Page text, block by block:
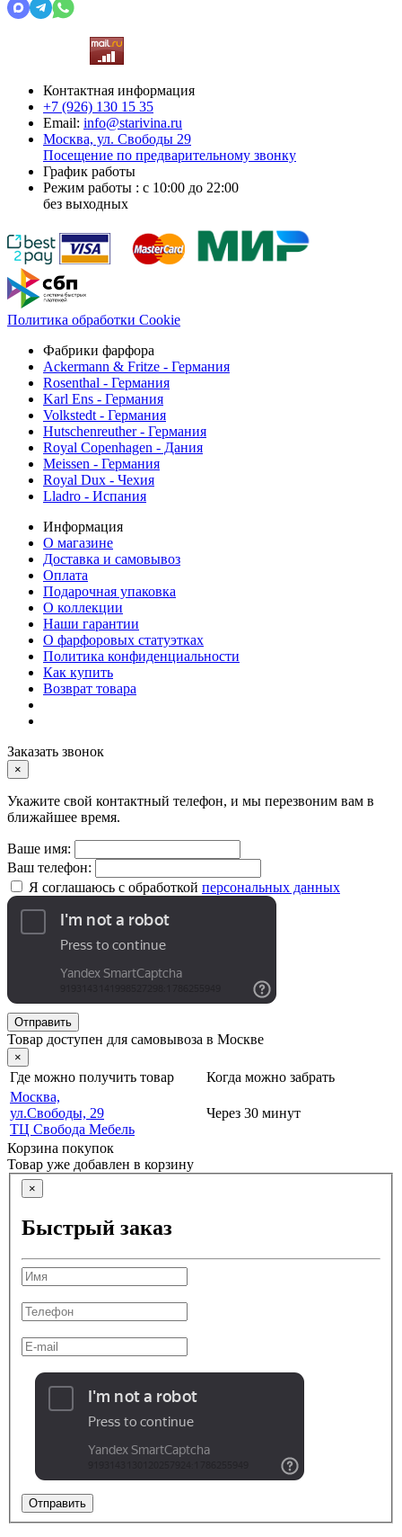
Контактная информация
+7 (926) 130 15 35
Email: info@starivina.ru
Москва, ул. Свободы 29
Посещение по предварительному звонку
График работы
Режим работы : с 10:00 до 22:00
без выходных
Политика обработки Cookie
Фабрики фарфора
Ackermann & Fritze - Германия
Rosenthal - Германия
Karl Ens - Германия
Volkstedt - Германия
Hutschenreuther - Германия
Royal Copenhagen - Дания
Meissen - Германия
Royal Dux - Чехия
Lladro - Испания
Информация
О магазине
Доставка и самовывоз
Оплата
Подарочная упаковка
О коллекции
Наши гарантии
О фарфоровых статуэтках
Политика конфиденциальности
Как купить
Возврат товара
Заказать звонок
×
Укажите свой контактный телефон, и мы перезвоним вам в
ближайшее время.
Ваше имя:
Ваш телефон:
Я соглашаюсь с обработкой персональных данных
Отправить
Товар доступен для самовывоза в Москве
×
Где можно получить товар
Когда можно забрать
Москва,
ул.Свободы, 29
ТЦ Свобода Мебель
Через 30 минут
Корзина покупок
Товар уже добавлен в корзину
×
Быстрый заказ
Отправить